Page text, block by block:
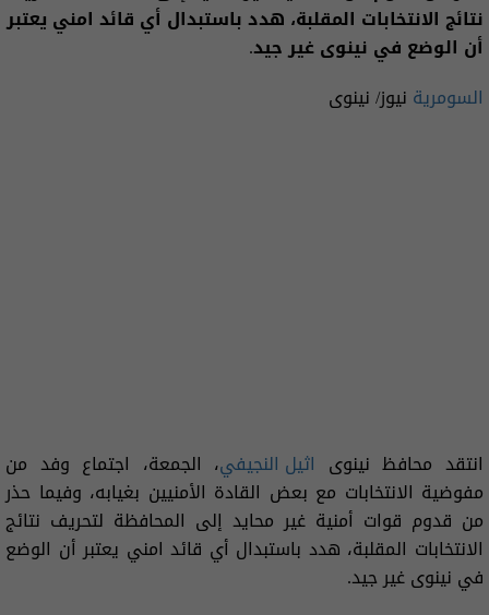
نتائج الانتخابات المقلبة، هدد باستبدال أي قائد امني يعتبر
أن الوضع في نينوى غير جيد.
السومرية نيوز/ نينوى
انتقد محافظ نينوى اثيل النجيفي، الجمعة، اجتماع وفد من
مفوضية الانتخابات مع بعض القادة الأمنيين بغيابه، وفيما حذر
من قدوم قوات أمنية غير محايد إلى المحافظة لتحريف نتائج
الانتخابات المقلبة، هدد باستبدال أي قائد امني يعتبر أن الوضع
في نينوى غير جيد.